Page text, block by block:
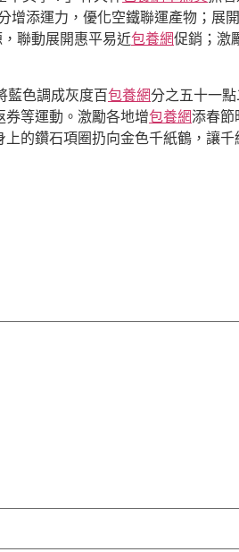
增添運力，優化空鐵聯運產物；展
聯動展開惠平易近包養網促銷；激
藍色調成灰度百包養網分之五十一
等運動。激勵各地增包養網添春節
的鑽石項圈扔向金色千紙鶴，讓千